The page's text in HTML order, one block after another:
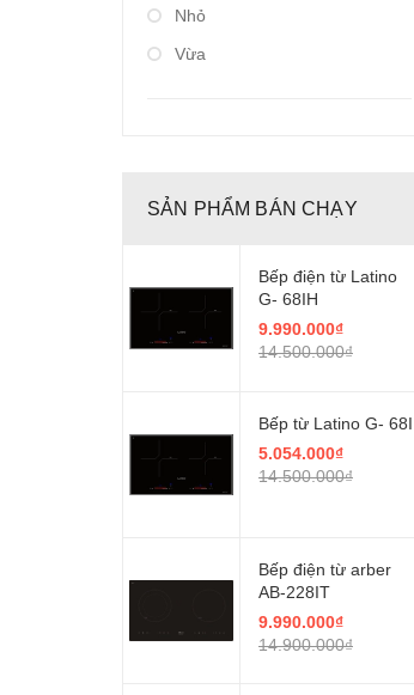
Nhỏ
Vừa
SẢN PHẨM BÁN CHẠY
Bếp điện từ Latino
G- 68IH
9.990.000₫
14.500.000₫
Bếp từ Latino G- 68I
5.054.000₫
14.500.000₫
Bếp điện từ arber
AB-228IT
9.990.000₫
14.900.000₫